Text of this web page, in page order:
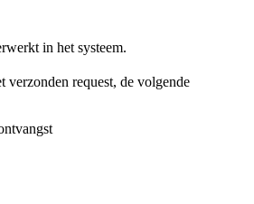
in het systeem.
verzonden request, de volgende